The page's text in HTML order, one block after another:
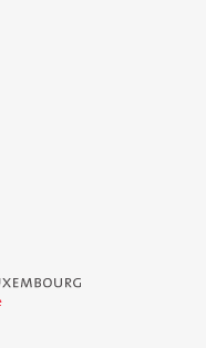
- Service